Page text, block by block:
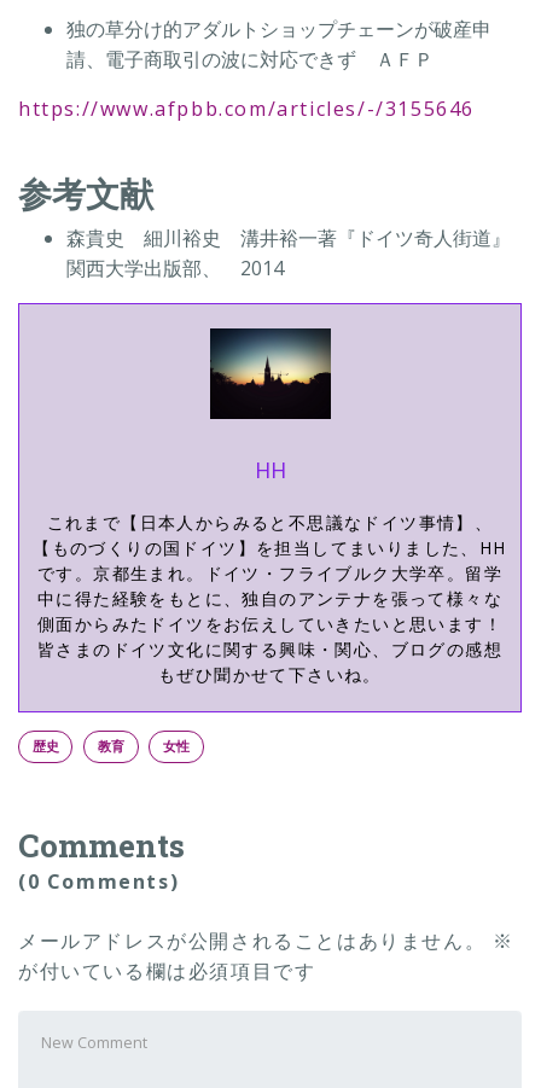
独の草分け的アダルトショップチェーンが破産申
請、電子商取引の波に対応できず ＡＦＰ
https://www.afpbb.com/articles/-/3155646
参考文献
森貴史 細川裕史 溝井裕一著『ドイツ奇人街道』
関西大学出版部、 2014
HH
これまで【日本人からみると不思議なドイツ事情】、
【ものづくりの国ドイツ】を担当してまいりました、HH
です。京都生まれ。ドイツ・フライブルク大学卒。留学
中に得た経験をもとに、独自のアンテナを張って様々な
側面からみたドイツをお伝えしていきたいと思います！
皆さまのドイツ文化に関する興味・関心、ブログの感想
もぜひ聞かせて下さいね。
歴史 教育 女性
Comments
(0 Comments)
メールアドレスが公開されることはありません。
※
が付いている欄は必須項目です
comment